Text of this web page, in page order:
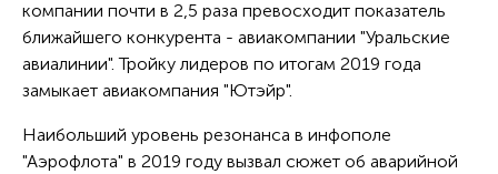
компании почти в 2,5 раза превосходит показатель
ближайшего конкурента - авиакомпании "Уральские
авиалинии". Тройку лидеров по итогам 2019 года
замыкает авиакомпания "Ютэйр".
Наибольший уровень резонанса в инфополе
"Аэрофлота" в 2019 году вызвал сюжет об аварийной